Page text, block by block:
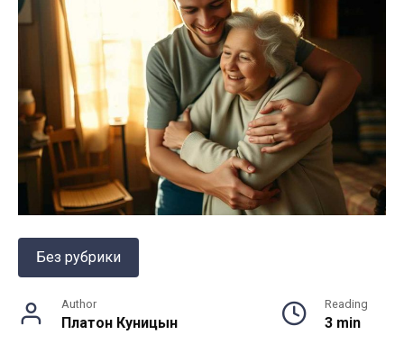
Без рубрики
Author
Платон Куницын
Reading
3 min